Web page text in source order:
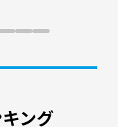
ング